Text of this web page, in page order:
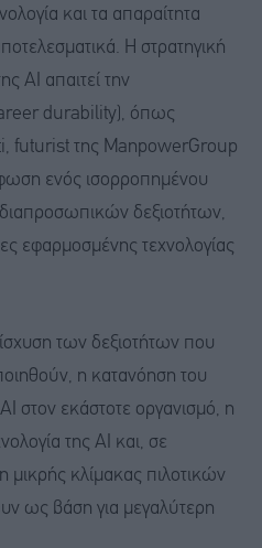
και τα απαραίτητα
Η στρατηγική
AI απαιτεί την
durability), όπως
futurist της ManpowerGroup
ενός ισορροπημένου
δεξιοτήτων,
εφαρμοσμένης τεχνολογίας
των δεξιοτήτων που
η κατανόηση του
στον εκάστοτε οργανισμό, η
της AI και, σε
μικρής κλίμακας πιλοτικών
ως βάση για μεγαλύτερη